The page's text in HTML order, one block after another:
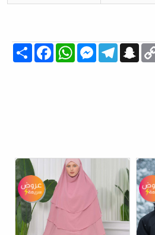
Share
FacebookWhatsApp
MessengerTelegramSnapchat
Link